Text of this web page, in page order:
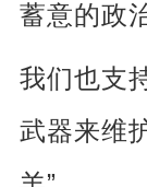
蓄意的政
我们也支
武器来维